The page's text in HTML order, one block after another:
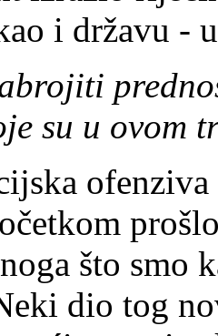
i državu -
su u ovom
što smo
dio tog